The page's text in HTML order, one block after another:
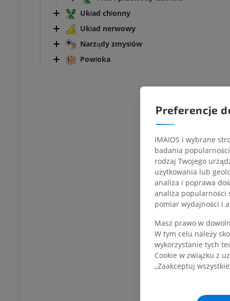
Układ chłonny
Układ nerwowy
Narządy zmysłów
Powłoka
MRI stawu skokowego
RM przodostopia
RM kończyny dolnej
RTG kończyny dolnej
Preferencje
IMAIOS i wybrane
badania
rodzaj Twojego
użytkowania lub
analiza i poprawa
analiza popularności
pomiar wydajności i
Masz prawo w
W tym celu należy
wykorzystanie tych
Cookie w związku z
„Zaakceptuj